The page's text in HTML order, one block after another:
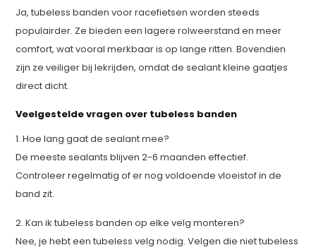
Ja, tubeless banden voor racefietsen worden steeds
populairder. Ze bieden een lagere rolweerstand en meer
comfort, wat vooral merkbaar is op lange ritten. Bovendien
zijn ze veiliger bij lekrijden, omdat de sealant kleine gaatjes
direct dicht.
Veelgestelde vragen over tubeless banden
1. Hoe lang gaat de sealant mee?
De meeste sealants blijven 2-6 maanden effectief.
Controleer regelmatig of er nog voldoende vloeistof in de
band zit.
2. Kan ik tubeless banden op elke velg monteren?
Nee, je hebt een tubeless velg nodig. Velgen die niet tubeless